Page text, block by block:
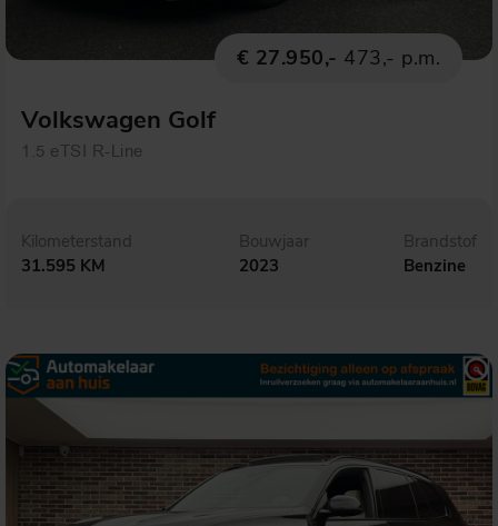
€ 27.950,- 473,- p.m.
Volkswagen Golf
1.5 eTSI R-Line
Kilometerstand
31.595 KM
Bouwjaar
2023
Brandstof
Benzine